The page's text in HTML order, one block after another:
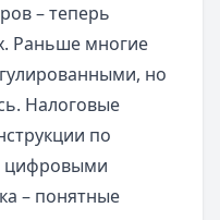
– теперь
Раньше многие
но
Налоговые
по
цифровыми
– понятные